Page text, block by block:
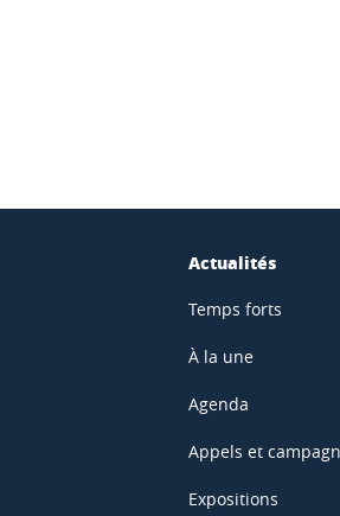
Actualités
Temps forts
À la une
Agenda
Appels et
Expositions